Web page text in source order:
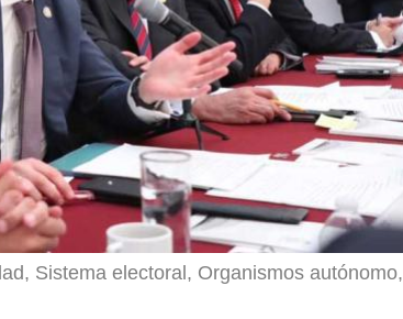
Sistema electoral, Organismos autónomo,